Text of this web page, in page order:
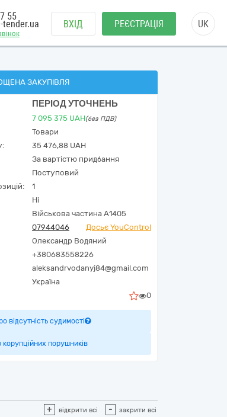
55
tender.ua ВХІД РЕЄСТРАЦІЯ UK
ЗАКУПІВЛЯ
ПЕРІОД УТОЧНЕНЬ
7 095 375 UAH(без ПДВ)
Товари
35 476,88 UAH
За вартістю придбання
Поступовий
1
Ні
Військова частина А1405
07944046
Досьє YouControl
Олександр Водяний
+380683558226
aleksandrvodanyj84@gmail.com
Україна
0
відсутність судимості
корупційних порушників
+ відкрити всі - закрити всі